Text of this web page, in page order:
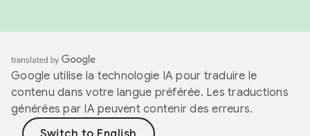
Google utilise la technologie IA pour traduire le
contenu dans votre langue préférée. Les traductions
générées par IA peuvent contenir des erreurs.